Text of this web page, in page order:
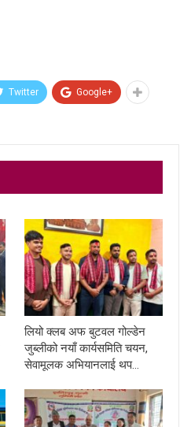
Twitter Google+
लियो क्लब अफ बुटवल गोल्डेन
जुब्लीको नयाँ कार्यसमिति चयन,
सेवामूलक अभियानलाई थप…